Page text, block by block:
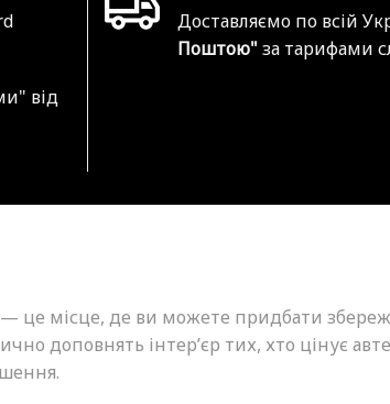
від
Доставляємо по всій
Поштою" за тарифами
це місце, де ви можете придбати
доповнять інтер’єр тих, хто цінує